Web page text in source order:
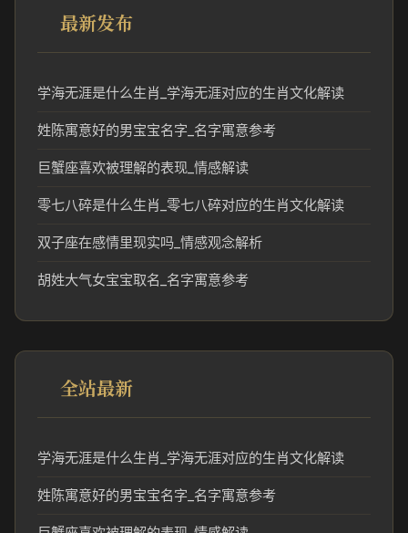
最新发布
学海无涯是什么生肖_学海无涯对应的生肖文化解读
姓陈寓意好的男宝宝名字_名字寓意参考
巨蟹座喜欢被理解的表现_情感解读
零七八碎是什么生肖_零七八碎对应的生肖文化解读
双子座在感情里现实吗_情感观念解析
胡姓大气女宝宝取名_名字寓意参考
全站最新
学海无涯是什么生肖_学海无涯对应的生肖文化解读
姓陈寓意好的男宝宝名字_名字寓意参考